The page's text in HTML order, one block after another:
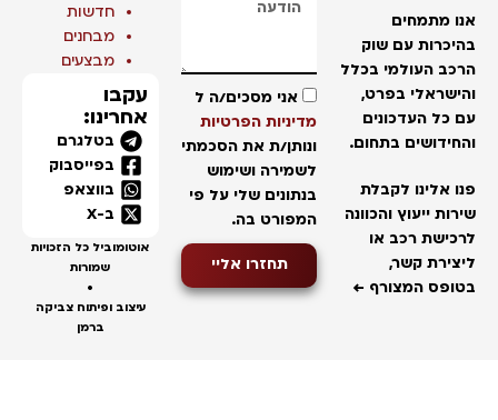
אנו מתמחים
בהיכרות עם שוק
הרכב העולמי בכלל
והישראלי בפרט,
עם כל העדכונים
והחידושים בתחום.
פנו אלינו לקבלת
שירות ייעוץ והכוונה
לרכישת רכב או
ליצירת קשר,
בטופס המצורף ←
אני מסכים/ה ל
מדיניות הפרטיות
ונותן/ת את הסכמתי
לשמירה ושימוש
בנתונים שלי על פי
המפורט בה.
תחזרו אליי
חדשות
מבחנים
מבצעים
עקבו
אחרינו:
בטלגרם
בפייסבוק
בווצאפ
ב-X
אוטומוביל כל הזכויות
שמורות
עיצוב ופיתוח צביקה
ברמן